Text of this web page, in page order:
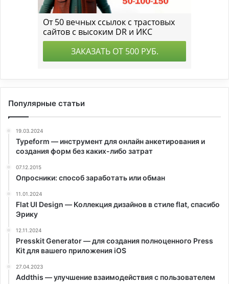
Популярные статьи
19.03.2024
Typeform — инструмент для онлайн анкетирования и
создания форм без каких-либо затрат
07.12.2015
Опросники: способ заработать или обман
11.01.2024
Flat UI Design — Коллекция дизайнов в стиле flat, спасибо
Эрику
12.11.2024
Presskit Generator — для создания полноценного Press
Kit для вашего приложения iOS
27.04.2023
Addthis — улучшение взаимодействия с пользователем